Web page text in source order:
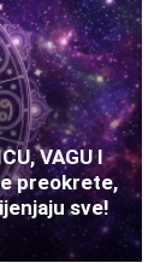
VAGU I
preokrete,
sve!